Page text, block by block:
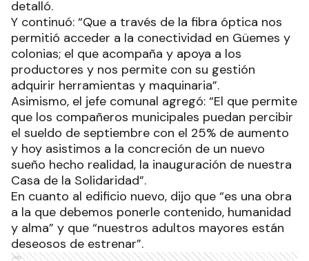
detalló.
Y continuó: “Que a través de la fibra óptica nos
permitió acceder a la conectividad en Güemes y
colonias; el que acompaña y apoya a los
productores y nos permite con su gestión
adquirir herramientas y maquinaria”.
Asimismo, el jefe comunal agregó: “El que permite
que los compañeros municipales puedan percibir
el sueldo de septiembre con el 25% de aumento
y hoy asistimos a la concreción de un nuevo
sueño hecho realidad, la inauguración de nuestra
Casa de la Solidaridad”.
En cuanto al edificio nuevo, dijo que “es una obra
a la que debemos ponerle contenido, humanidad
y alma” y que “nuestros adultos mayores están
deseosos de estrenar”.
Ads